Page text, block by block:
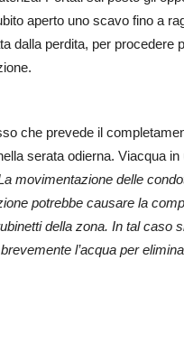
aperto uno scavo fino a
dalla perdita, per procedere
che prevede il
serata odierna. Viacqua
movimentazione delle
potrebbe causare la
della zona. In tal caso
l’acqua per